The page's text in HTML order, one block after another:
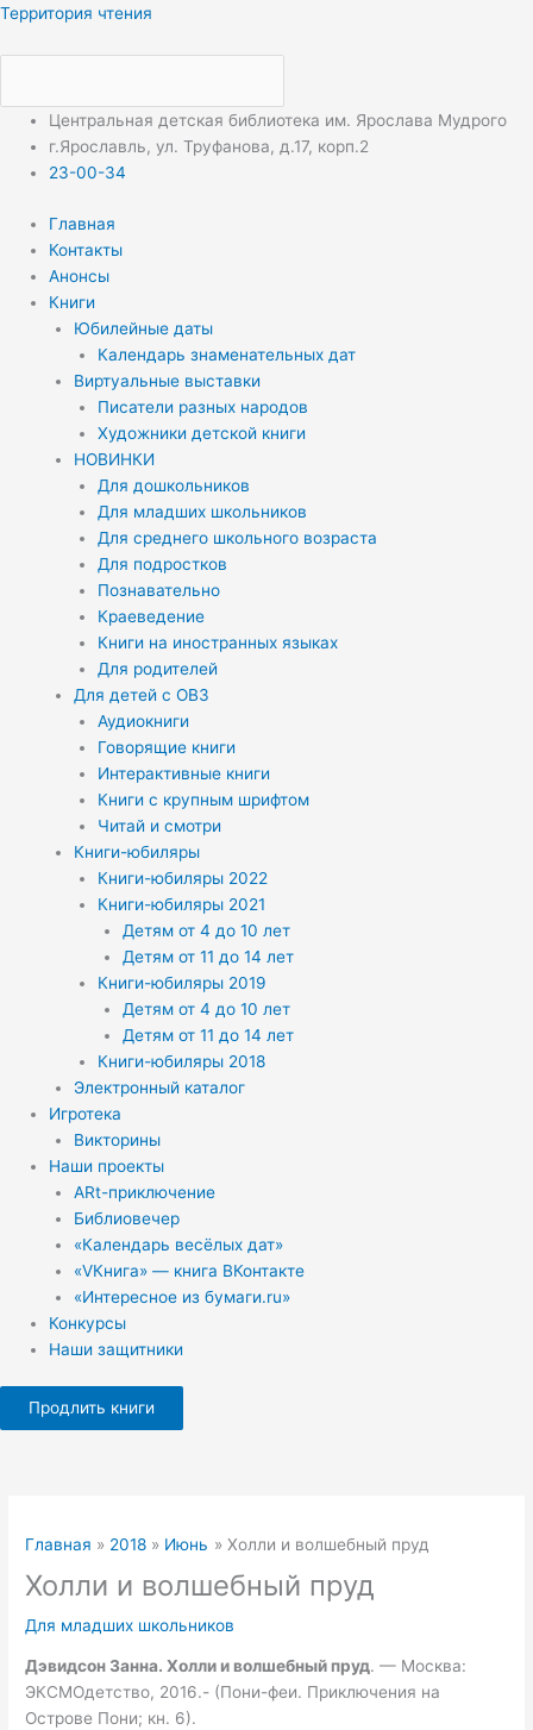
Перейти
Территория чтения
Центральная детская библиотека им. Ярослава Мудрого
г.Ярославль, ул. Труфанова, д.17, корп.2
23-00-34
Меню
Главная
Контакты
Анонсы
Книги
Юбилейные даты
Календарь знаменательных дат
Виртуальные выставки
Писатели разных народов
Художники детской книги
НОВИНКИ
Для дошкольников
Для младших школьников
Для среднего школьного возраста
Для подростков
Познавательно
Краеведение
Книги на иностранных языках
Для родителей
Для детей с ОВЗ
Аудиокниги
Говорящие книги
Интерактивные книги
Книги с крупным шрифтом
Читай и смотри
Книги-юбиляры
Книги-юбиляры 2022
Книги-юбиляры 2021
Детям от 4 до 10 лет
Детям от 11 до 14 лет
Книги-юбиляры 2019
Детям от 4 до 10 лет
Детям от 11 до 14 лет
Книги-юбиляры 2018
Электронный каталог
Игротека
Викторины
Наши проекты
ARt-приключение
Библиовечер
«Календарь весёлых дат»
«VКнига» — книга ВКонтакте
«Интересное из бумаги.ru»
Конкурсы
Наши защитники
Продлить книги
Главная 2018 Июнь Холли и волшебный пруд
Холли и волшебный пруд
Для младших школьников
Дэвидсон Занна. Холли и волшебный пруд. — Москва:
ЭКСМОдетство, 2016.- (Пони-феи. Приключения на
Острове Пони; кн. 6).
Меню